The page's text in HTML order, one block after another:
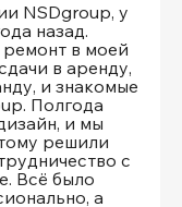
NSDgroup, у
назад.
в моей
в аренду,
и знакомые
Полгода
и мы
решили
с
Всё было
а